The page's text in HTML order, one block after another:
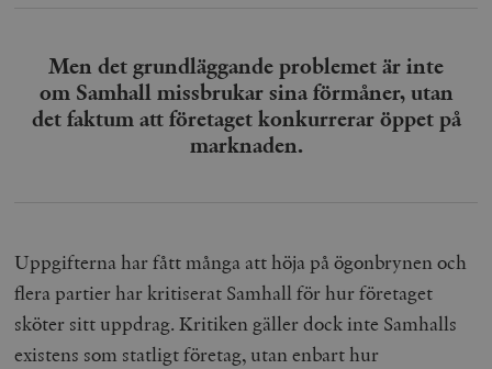
Men det grundläggande problemet är inte
om Samhall missbrukar sina förmåner, utan
det faktum att företaget konkurrerar öppet på
marknaden.
Uppgifterna har fått många att höja på ögonbrynen och
flera partier har kritiserat Samhall för hur företaget
sköter sitt uppdrag. Kritiken gäller dock inte Samhalls
existens som statligt företag, utan enbart hur